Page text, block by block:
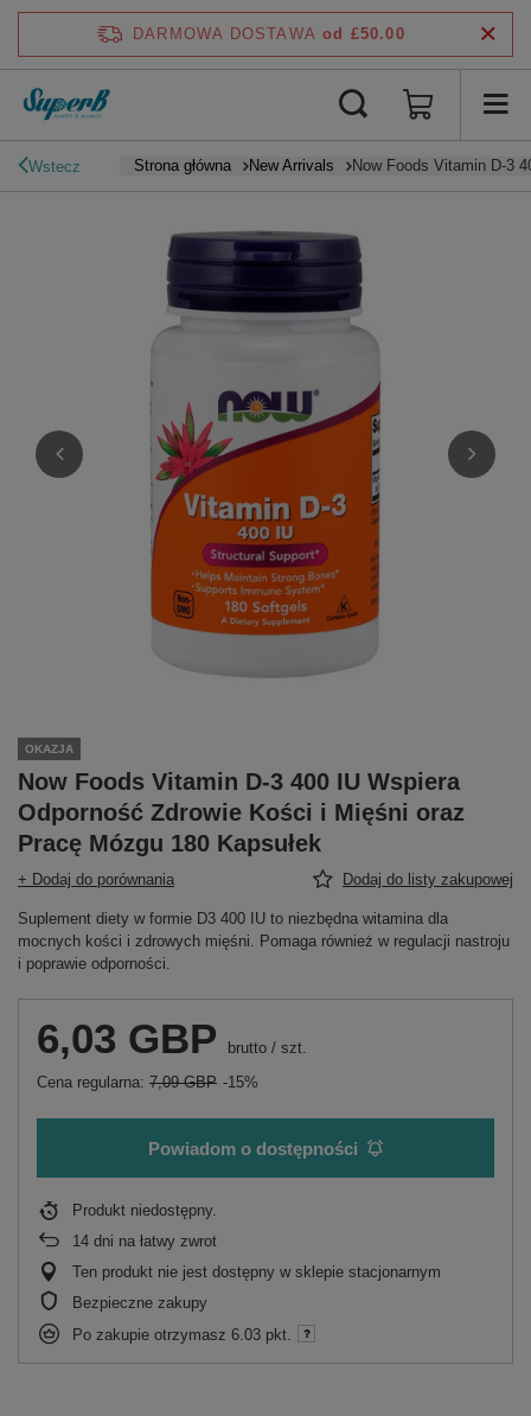
DARMOWA DOSTAWA od £50.00
Wstecz Strona główna New Arrivals Now Foods Vitamin D-3
OKAZJA
Now Foods Vitamin D-3 400 IU Wspiera
Odporność Zdrowie Kości i Mięśni oraz
Pracę Mózgu 180 Kapsułek
+ Dodaj do porównania Dodaj do listy zakupowej
Suplement diety w formie D3 400 IU to niezbędna witamina dla
mocnych kości i zdrowych mięśni. Pomaga również w regulacji nastroju
i poprawie odporności.
6,03 GBP brutto / szt.
Cena regularna: 7,09 GBP -15%
Powiadom o dostępności
Produkt niedostępny
14 dni na łatwy zwrot
Ten produkt nie jest dostępny w sklepie stacjonarnym
Bezpieczne zakupy
Po zakupie otrzymasz 6.03 pkt.